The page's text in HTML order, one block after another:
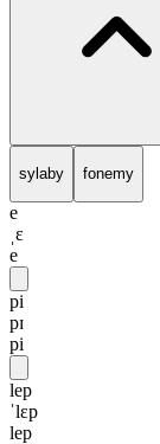
sylaby fonemy
e
ˌɛ
e
pi
pɪ
pi
lep
ˈlɛp
lep